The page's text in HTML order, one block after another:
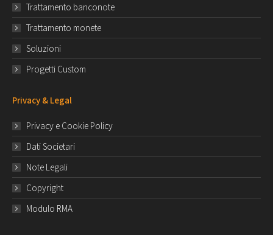
Trattamento banconote
Trattamento monete
Soluzioni
Progetti Custom
Privacy & Legal
Privacy e Cookie Policy
Dati Societari
Note Legali
Copyright
Modulo RMA